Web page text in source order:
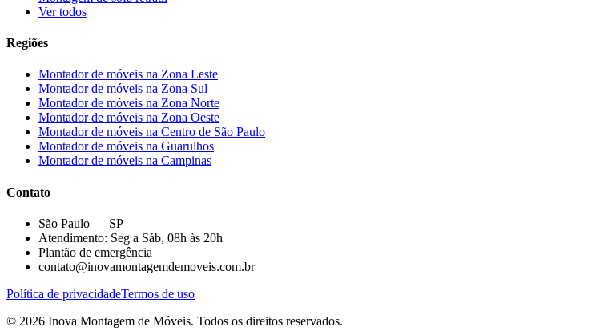
Ver todos
Regiões
Montador de móveis na Zona Leste
Montador de móveis na Zona Sul
Montador de móveis na Zona Norte
Montador de móveis na Zona Oeste
Montador de móveis na Centro de São Paulo
Montador de móveis na Guarulhos
Montador de móveis na Campinas
Contato
São Paulo — SP
Atendimento: Seg a Sáb, 08h às 20h
Plantão de emergência
contato@inovamontagemdemoveis.com.br
Política de privacidadeTermos de uso
© 2026 Inova Montagem de Móveis. Todos os direitos reservados.